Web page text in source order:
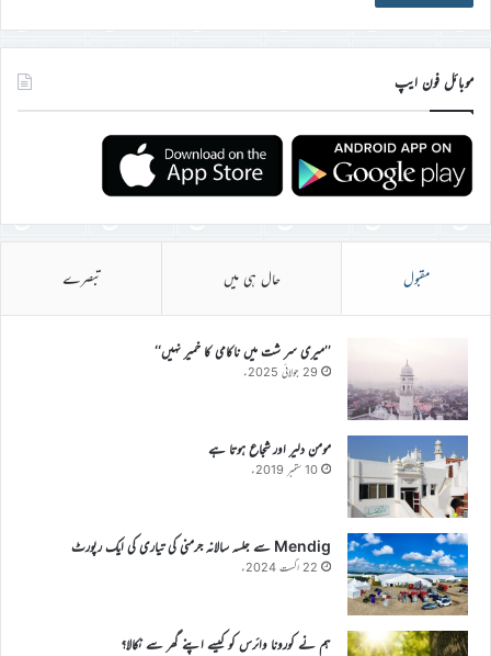
موبائل فون ایپ
مقبول حال ہی میں تبصرے
’’میری سر شت میں ناکامی کا خمیر نہیں‘‘
29 جولائی 2025ء
مومن دلیر اور شجاع ہوتا ہے
10 ستمبر 2019ء
Mendig سے جلسہ سالانہ جرمنی کی تیاری کی ایک رپورٹ
22 اگست 2024ء
ہم نے کورونا وائرس کو کیسے اپنے گھر سے نکالا؟